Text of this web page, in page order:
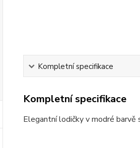
Kompletní specifikace
Kompletní specifikace
Elegantní lodičky v modré barvě